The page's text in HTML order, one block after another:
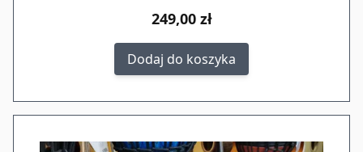
249,00 zł
Dodaj do koszyka